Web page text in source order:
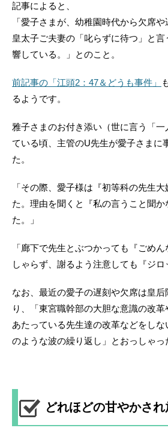
記事によると、
「愛子さまが、幼稚園時代から欠席や
皇太子ご夫妻の「叱らずに待つ」と
響している。」とのこと。
前記事の「江頭2：47＆どうも事件」
るようです。
雅子さまのお付き添い（世に言う「
ている頃、主管のU先生が愛子さまに
た。
「その際、愛子様は『初等科の先生
た。理由を聞くと『私の言うこと聞
た。」
「廊下で先生とぶつかっても『ごめ
しゃらず、謝るよう注意しても『ジロ
なお、最近の愛子の遅刻や欠席は皇
り、「東宮職幹部の大胆な意識の改
あたっている先生達の改革などをしな
のような波の繰り返し」とおっしゃっ
どれほどの甘やかされ